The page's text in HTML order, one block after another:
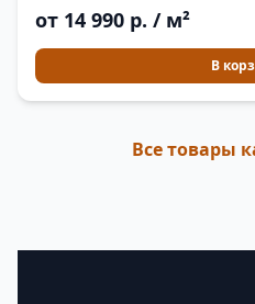
от 14 990 р. / м²
В
Все товары